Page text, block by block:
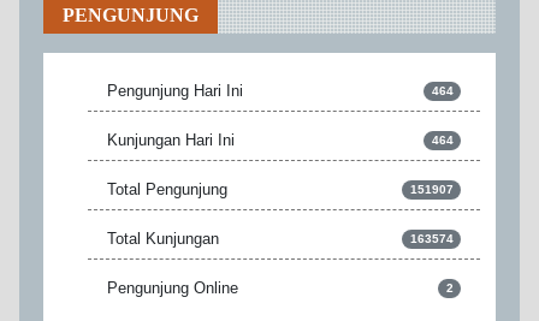
PENGUNJUNG
Pengunjung Hari Ini 464
Kunjungan Hari Ini 464
Total Pengunjung 151907
Total Kunjungan 163574
Pengunjung Online 2